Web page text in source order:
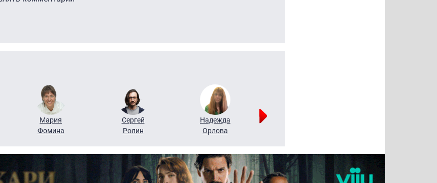
Мария
Фомина
Сергей
Ролин
Надежда
Орлова